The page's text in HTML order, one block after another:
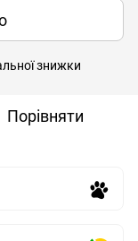
знижки
Порівняти